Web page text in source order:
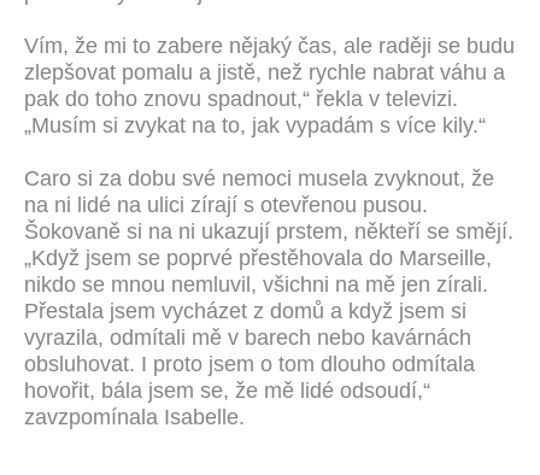
Vím, že mi to zabere nějaký čas, ale raději se budu
zlepšovat pomalu a jistě, než rychle nabrat váhu a
pak do toho znovu spadnout,“ řekla v televizi.
„Musím si zvykat na to, jak vypadám s více kily.“
Caro si za dobu své nemoci musela zvyknout, že
na ni lidé na ulici zírají s otevřenou pusou.
Šokovaně si na ni ukazují prstem, někteří se smějí.
„Když jsem se poprvé přestěhovala do Marseille,
nikdo se mnou nemluvil, všichni na mě jen zírali.
Přestala jsem vycházet z domů a když jsem si
vyrazila, odmítali mě v barech nebo kavárnách
obsluhovat. I proto jsem o tom dlouho odmítala
hovořit, bála jsem se, že mě lidé odsoudí,“
zavzpomínala Isabelle.